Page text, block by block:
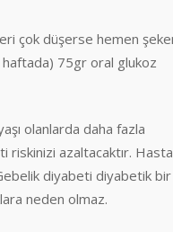
çok düşerse hemen
haftada) 75gr oral glukoz
olanlarda daha fazla
riskinizi azaltacaktır.
diyabeti diyabetik bir
neden olmaz.